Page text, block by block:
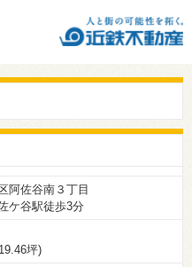
阿佐谷南３丁目
ケ谷駅徒歩3分
坪)